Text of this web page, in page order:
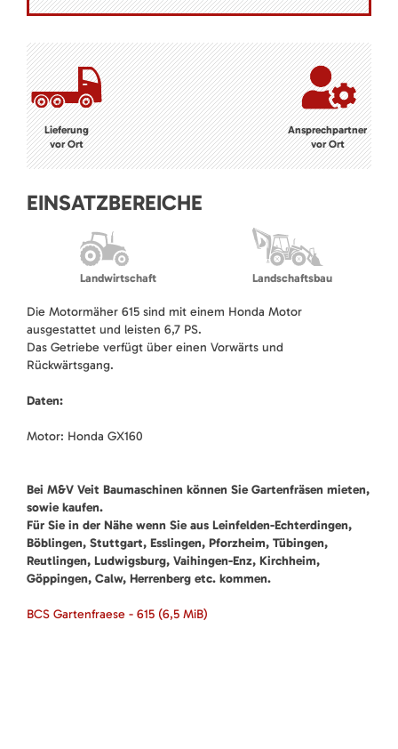
Lieferung
vor Ort
Ansprechpartner
vor Ort
EINSATZBEREICHE
Landwirtschaft Landschaftsbau
Die Motormäher 615 sind mit einem Honda Motor
ausgestattet und leisten 6,7 PS.
Das Getriebe verfügt über einen Vorwärts und
Rückwärtsgang.
Daten:
Motor: Honda GX160
Bei M&V Veit Baumaschinen können Sie Gartenfräsen mieten,
sowie kaufen.
Für Sie in der Nähe wenn Sie aus Leinfelden-Echterdingen,
Böblingen, Stuttgart, Esslingen, Pforzheim, Tübingen,
Reutlingen, Ludwigsburg, Vaihingen-Enz, Kirchheim,
Göppingen, Calw, Herrenberg etc. kommen.
BCS Gartenfraese - 615 (6,5 MiB)